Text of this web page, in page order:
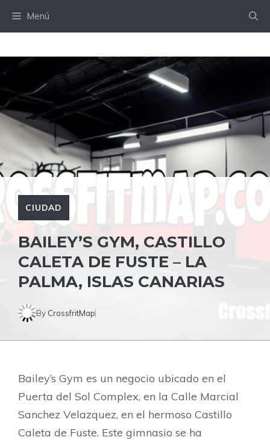
Menú
CIUDAD
BAILEY’S GYM, CASTILLO
CALETA DE FUSTE – LA
PALMA, ISLAS CANARIAS
By CrossfritMap
Bailey’s Gym es un negocio ubicado en el
Puerta del Sol Complex, en la Calle Marcial
Sanchez Velazquez, en el hermoso Castillo
Caleta de Fuste. Este gimnasio se ha